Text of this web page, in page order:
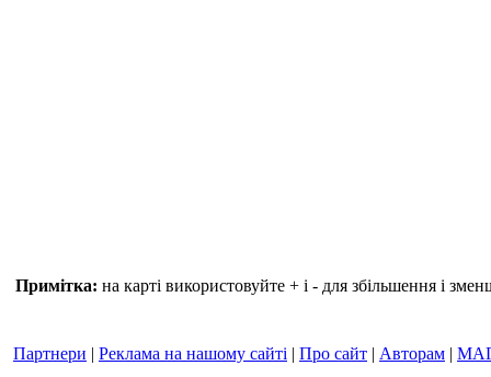
Примітка: на карті використовуйте + і - для збільшення і
Партнери | Реклама на нашому сайті | Про сайт | Авторам |